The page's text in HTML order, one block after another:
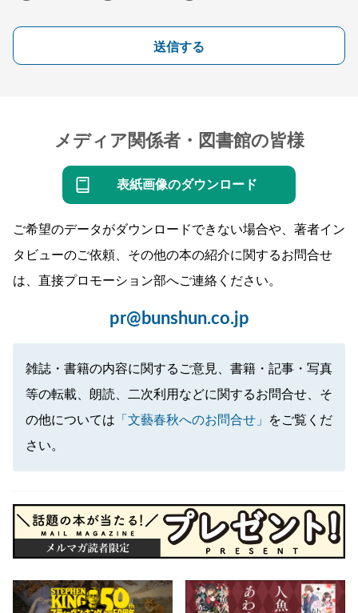
送信する
メディア関係者・図書館の皆様
表紙画像のダウンロード
ご希望のデータがダウンロードできない場合や、著者イン
タビューのご依頼、その他の本の紹介に関するお問合せ
は、直接プロモーション部へご連絡ください。
pr@bunshun.co.jp
雑誌・書籍の内容に関するご意見、書籍・記事・写真
等の転載、朗読、二次利用などに関するお問合せ、そ
の他については 「文藝春秋へのお問合せ」
をご覧くだ
さい。